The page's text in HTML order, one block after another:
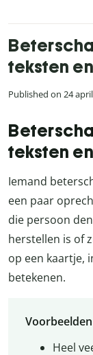
teksten
Published on 24
teksten
Iemand
een paar
die persoon
herstellen is of
op een kaartje,
betekenen.
Voorbeelden
Heel